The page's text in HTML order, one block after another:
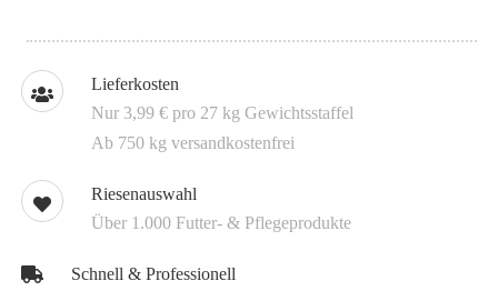
Lieferkosten
Nur 3,99 € pro 27 kg Gewichtsstaffel
Ab 750 kg versandkostenfrei
Riesenauswahl
Über 1.000 Futter- & Pflegeprodukte
Schnell & Professionell